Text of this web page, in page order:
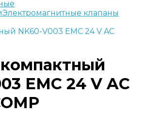
Электромагнитные клапаны
NK60-V003 EMC 24 V AC
EMC 24 V AC